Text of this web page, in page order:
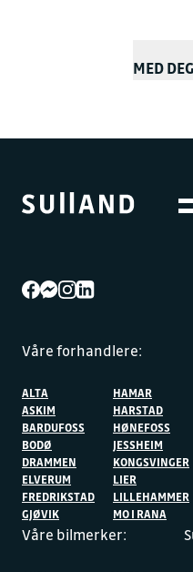
MED
Våre forhandlere:
ALTA
ASKIM
BARDUFOSS
BODØ
DRAMMEN
ELVERUM
FREDRIKSTAD
GJØVIK
HAMAR
HARSTAD
HØNEFOSS
JESSHEIM
KONGSVINGER
LIER
LILLEHAMMER
MO I RANA
Våre bilmerker: